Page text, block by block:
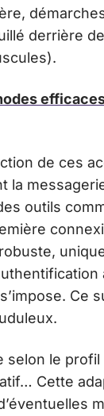
derrière
de ces
la
outils
s’impose. Ce
selon le
Cette